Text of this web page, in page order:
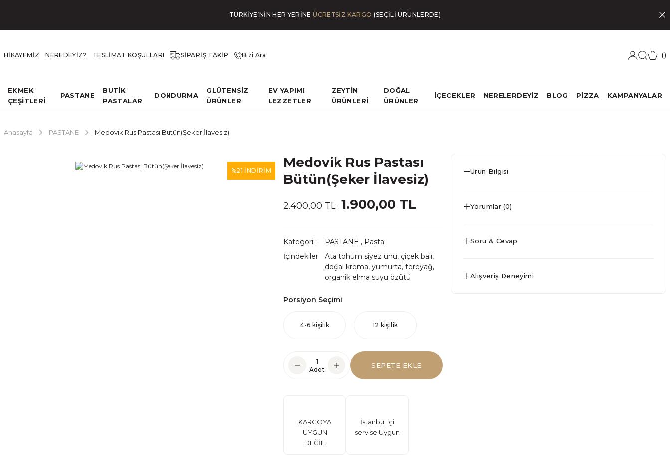
TÜRKİYE’NİN HER YERİNEÜCRETSİZ KARGO (SEÇİLİ ÜRÜNLERDE)
HİKAYEMİZ NEREDEYİZ? TESLİMAT KOŞULLARI SİPARİŞ TAKİP Bizi Ara
EKMEK
ÇEŞİTLERİ
PASTANE
BUTİK
PASTALAR
DONDURMA
GLÜTENSİZ
ÜRÜNLER
EV YAPIMI
LEZZETLER
ZEYTİN
ÜRÜNLERİ
DOĞAL
ÜRÜNLER
İÇECEKLER NERELERDEYİZ BLOG PİZZA KAMPANYALAR
Anasayfa PASTANE Medovik Rus Pastası Bütün(Şeker İlavesiz)
%21 İNDİRİM
Medovik Rus Pastası
Bütün(Şeker İlavesiz)
2.400,00 TL 1.900,00 TL
Kategori PASTANE , Pasta
İçindekiler
Ata tohum siyez unu, çiçek balı,
doğal krema, yumurta, tereyağ,
organik elma suyu özütü
Porsiyon Seçimi
4-6 kişilik 12 kişilik
Adet
SEPETE EKLE
KARGOYA
UYGUN
DEĞİL!
İstanbul içi
servise Uygun
Ürün Bilgisi
Yorumlar (0)
Soru & Cevap
Alışveriş Deneyimi